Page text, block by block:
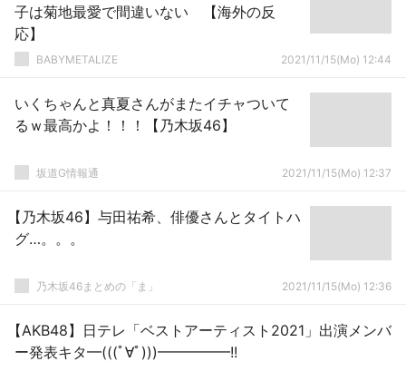
子は菊地最愛で間違いない 【海外の反
応】
BABYMETALIZE 2021/11/15(Mo) 12:44
いくちゃんと真夏さんがまたイチャついて
るｗ最高かよ！！！【乃木坂46】
坂道G情報通 2021/11/15(Mo) 12:37
【乃木坂46】与田祐希、俳優さんとタイトハ
グ…。。。
乃木坂46まとめの「ま」 2021/11/15(Mo) 12:36
【AKB48】日テレ「ベストアーティスト2021」出演メンバ
ー発表キタ━(((ﾟ∀ﾟ)))━━━━━!!